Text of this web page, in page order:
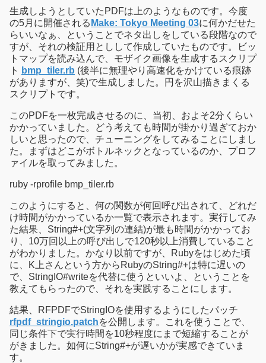
生成しようとしていたPDFは上のようなものです。今度
の5月に開催される Make: Tokyo Meeting 03に何かだせた
らいいなぁ、ということでネタ出しをしている段階なので
すが、それの検証用としして作成していたものです。ビッ
トマップを読み込んで、モザイク画像を生成するスクリプ
ト
bmp_tiler.rb (後半に無理やり高速化をかけている痕跡
がありますが、笑)で生成しました。円を沢山描きまくる
スクリプトです。
このPDFを一枚完成させるのに、当初、およそ2分くらい
かかっていました。どう考えても時間が掛かり過ぎておか
しいと思ったので、チューニングをしてみることにしまし
た。まずはどこがボトルネックとなっているのか、プロフ
ァイルを取ってみました。
ruby -rprofile bmp_tiler.rb
このようにすると、何の関数が何回呼び出されて、どれだ
け時間がかかっているか一覧で表示されます。実行してみ
た結果、String#+(文字列の連結)が最も時間がかかってお
り、10万回以上の呼び出しで120秒以上消費していること
がわかりました。かなり以前ですが、Rubyをはじめた頃
に、K上さんという方からRubyのString#+は特に遅いの
で、StringIO#writeを代替に使うといいよ、ということを
教えてもらったので、それを実践することにします。
結果、RFPDFでStringIOを使用するようにしたパッチ
rfpdf_stringio.patchを公開します。これを使うことで、
同じ条件下で実行時間を10秒程度にまで短縮することが
がきました。如何にString#+が遅いかが実感できていま
す。